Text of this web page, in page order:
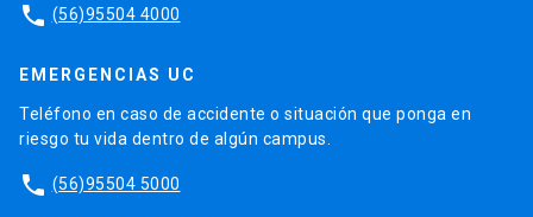
phone (56)95504 4000
EMERGENCIAS UC
Teléfono en caso de accidente o situación que ponga en
riesgo tu vida dentro de algún campus.
phone (56)95504 5000